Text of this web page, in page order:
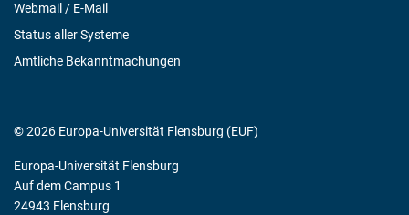
Webmail / E-Mail
Status aller Systeme
Amtliche Bekanntmachungen
© 2026 Europa-Universität Flensburg (EUF)
Europa-Universität Flensburg
Auf dem Campus 1
24943 Flensburg